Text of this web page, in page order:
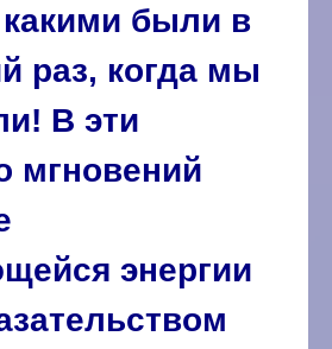
были в
раз, когда мы
В эти
мгновений
энергии